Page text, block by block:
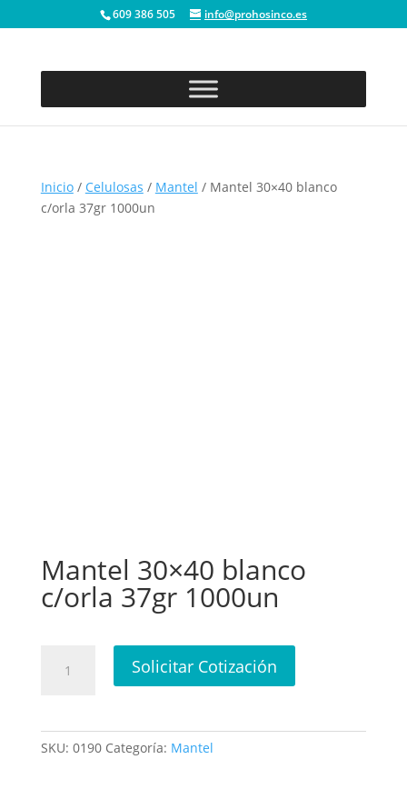
609 386 505 info@prohosinco.es
Inicio/ Celulosas / Mantel / Mantel 30×40 blanco
c/orla 37gr 1000un
Mantel 30×40 blanco
c/orla 37gr 1000un
30x40
Solicitar Cotización
SKU: 0190 Categoría: Mantel